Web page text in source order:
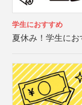
学生におすすめ
夏休み！学生に